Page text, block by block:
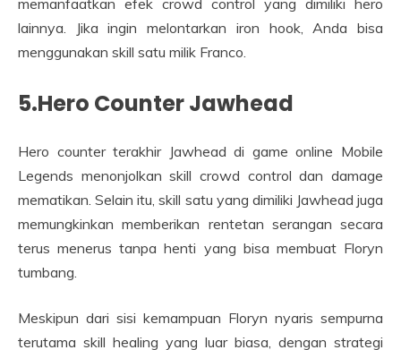
memanfaatkan efek crowd control yang dimiliki hero
lainnya. Jika ingin melontarkan iron hook, Anda bisa
menggunakan skill satu milik Franco.
5.Hero Counter Jawhead
Hero counter terakhir Jawhead di game online Mobile
Legends menonjolkan skill crowd control dan damage
mematikan. Selain itu, skill satu yang dimiliki Jawhead juga
memungkinkan memberikan rentetan serangan secara
terus menerus tanpa henti yang bisa membuat Floryn
tumbang.
Meskipun dari sisi kemampuan Floryn nyaris sempurna
terutama skill healing yang luar biasa, dengan strategi